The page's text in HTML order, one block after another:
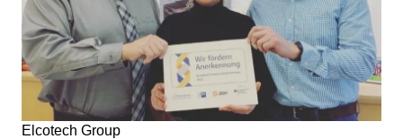
Elcotech Group